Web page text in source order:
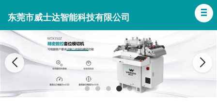
东莞市威士达智能科技有限公司